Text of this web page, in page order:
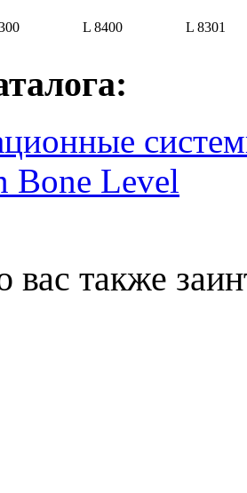
L 8400 L 8301
Bone Level
также